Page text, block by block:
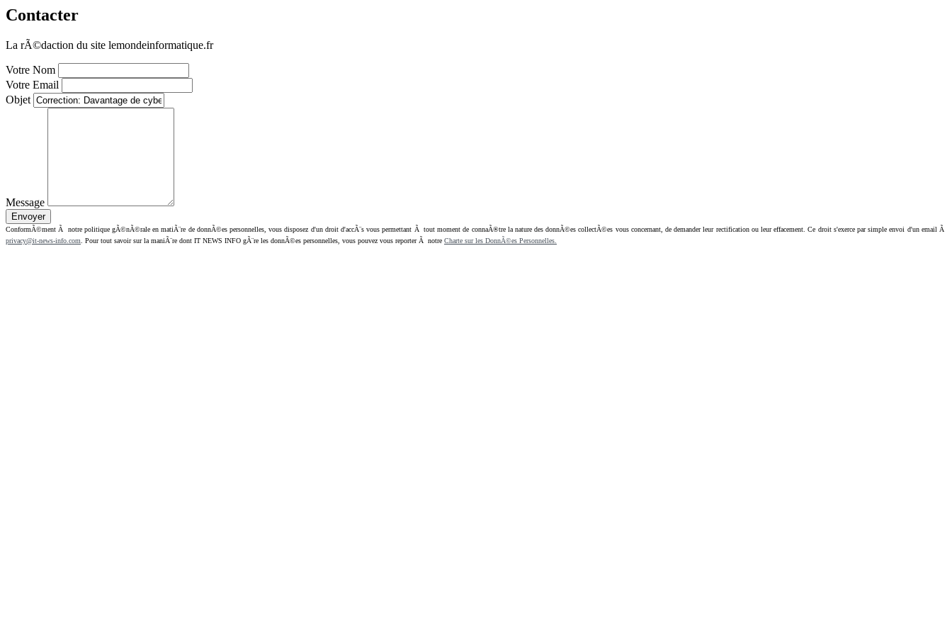
Contacter
La rÃ©daction du site lemondeinformatique.fr
Votre Nom
Votre Email
Objet
Message
ConformÃ©ment Ã notre politique gÃ©nÃ©rale en matiÃ¨re de donnÃ©es personnelles, vous disposez d'un droit d'accÃ¨s vous permettant Ã tout moment de connaÃ®tre la nature des donnÃ©es collectÃ©es vous concernant, de demander leur rectification ou leur effacement. Ce droit s'exerce par simple envoi d'un email Ã
privacy@it-news-info.com . Pour tout savoir sur la maniÃ¨re dont IT NEWS INFO gÃ¨re les donnÃ©es personnelles, vous pouvez vous reporter Ã notre Charte sur les DonnÃ©es Personnelles.